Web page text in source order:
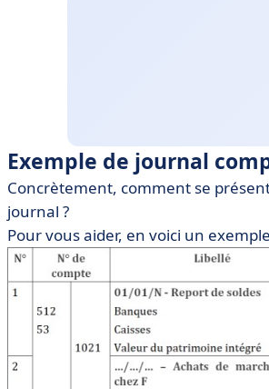
Exemple de journal
Concrètement, comment se
journal ?
Pour vous aider, en voici un